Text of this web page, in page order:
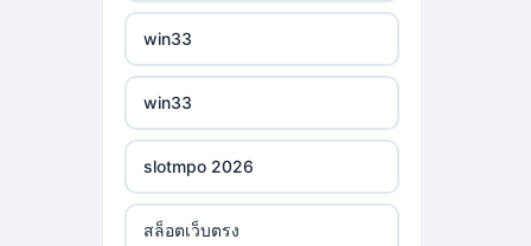
casino not on gamstop
casino not on gamstop
casino not on gamstop
casino not on gamstop
non gamstop casino
win33
win33
slotmpo 2026
สล็อตเว็บตรง